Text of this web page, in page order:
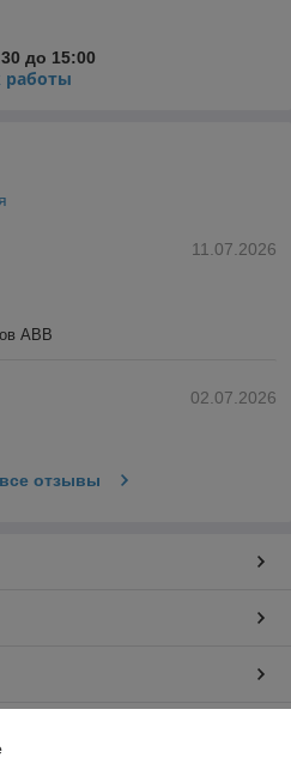
до 15:00
работы
11.07.2026
ABB
02.07.2026
отзывы